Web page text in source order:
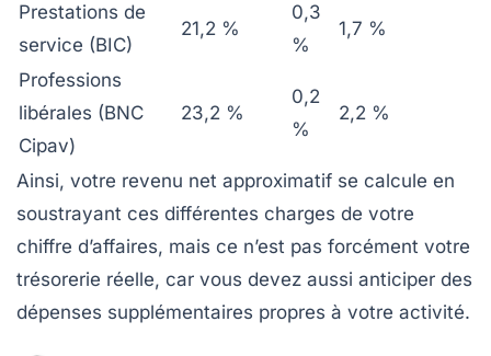
Prestations de
service (BIC)
21,2 %
0,3
%
1,7 %
Professions
libérales (BNC
Cipav)
23,2 %
0,2
%
2,2 %
Ainsi, votre revenu net approximatif se calcule en
soustrayant ces différentes charges de votre
chiffre d’affaires, mais ce n’est pas forcément votre
trésorerie réelle, car vous devez aussi anticiper des
dépenses supplémentaires propres à votre activité.